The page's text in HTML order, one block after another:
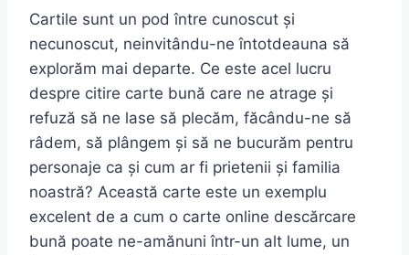
Cartile sunt un pod între cunoscut și
necunoscut, neinvitându-ne întotdeauna să
explorăm mai departe. Ce este acel lucru
despre citire carte bună care ne atrage și
refuză să ne lase să plecăm, făcându-ne să
râdem, să plângem și să ne bucurăm pentru
personaje ca și cum ar fi prietenii și familia
noastră? Această carte este un exemplu
excelent de a cum o carte online descărcare
bună poate ne-amănuni într-un alt lume, un